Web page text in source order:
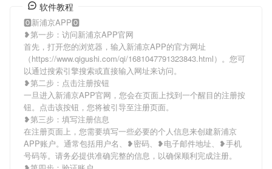
软件教程
🅾新浦京APP🅾
❥第一步：访问新浦京APP官网
首先，打开您的浏览器，输入新浦京APP的官方网址
（https://www.qigushi.com/qi/1681047791323843.html）。您可
以通过搜索引擎搜索或直接输入网址来访问。
❥第二步：点击注册按钮
一旦进入新浦京APP官网，您会在页面上找到一个醒目的注册按
钮。点击该按钮，您将被引导至注册页面。
❥第三步：填写注册信息
在注册页面上，您需要填写一些必要的个人信息来创建新浦京
APP账户。通常包括用户名、❥密码、❥电子邮件地址、❥手机
号码等。请务必提供准确完整的信息，以确保顺利完成注册。